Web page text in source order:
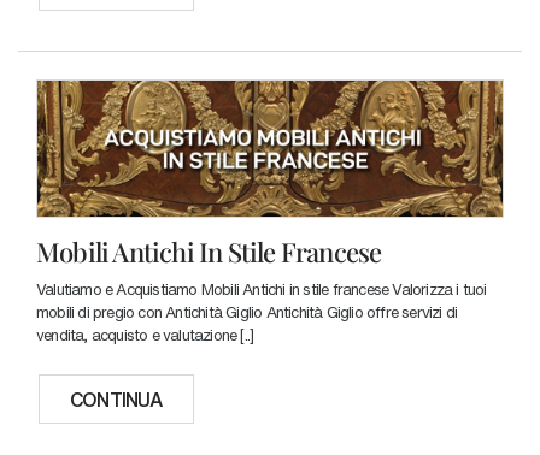
Mobili Antichi In Stile Francese
Valutiamo e Acquistiamo Mobili Antichi in stile francese Valorizza i tuoi
mobili di pregio con Antichità Giglio Antichità Giglio offre servizi di
vendita, acquisto e valutazione [..]
CONTINUA